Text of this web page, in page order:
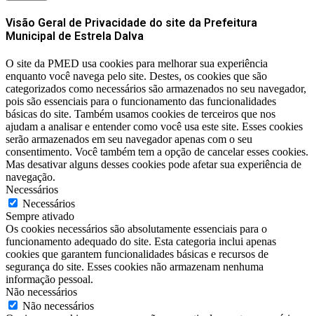
Visão Geral de Privacidade do site da Prefeitura
Municipal de Estrela Dalva
O site da PMED usa cookies para melhorar sua experiência
enquanto você navega pelo site. Destes, os cookies que são
categorizados como necessários são armazenados no seu navegador,
pois são essenciais para o funcionamento das funcionalidades
básicas do site. Também usamos cookies de terceiros que nos
ajudam a analisar e entender como você usa este site. Esses cookies
serão armazenados em seu navegador apenas com o seu
consentimento. Você também tem a opção de cancelar esses cookies.
Mas desativar alguns desses cookies pode afetar sua experiência de
navegação.
Necessários
Necessários
Sempre ativado
Os cookies necessários são absolutamente essenciais para o
funcionamento adequado do site. Esta categoria inclui apenas
cookies que garantem funcionalidades básicas e recursos de
segurança do site. Esses cookies não armazenam nenhuma
informação pessoal.
Não necessários
Não necessários